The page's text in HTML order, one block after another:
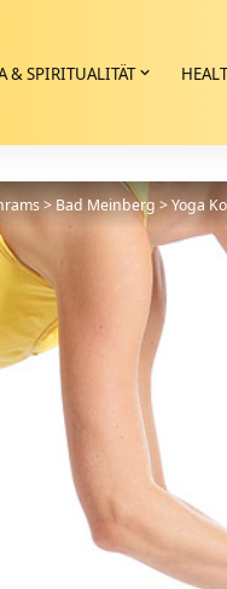
& SPIRITUALITÄT
>Bad Meinberg>Yoga